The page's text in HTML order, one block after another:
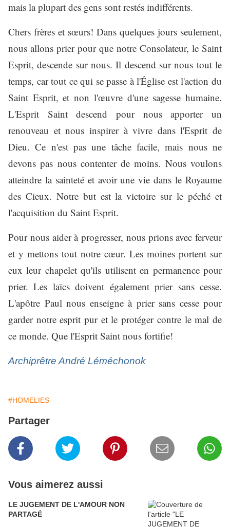
mais la plupart des gens sont restés indifférents.
Chers frères et sœurs! Dans quelques jours seulement,
nous allons prier pour que notre Consolateur, le Saint
Esprit, descende sur nous. Il descend sur nous tout le
temps, car tout ce qui se passe à l'Église est l'action du
Saint Esprit, et non l'œuvre d'une sagesse humaine.
L'Esprit Saint descend pour nous apporter un
renouveau et nous inspirer à vivre dans l'Esprit de
Dieu. Ce n'est pas une tâche facile, mais nous ne
devons pas nous contenter de moins. Nous voulons
atteindre la sainteté et avoir une vie dans le Royaume
des Cieux. Notre but est la victoire sur le péché et
l'acquisition du Saint Esprit.
Pour nous aider à progresser, nous prions avec ferveur
et y mettons tout notre cœur. Les moines portent sur
eux leur chapelet qu'ils utilisent en permanence pour
prier. Les laïcs doivent également prier sans cesse.
L'apôtre Paul nous enseigne à prier sans cesse pour
garder notre esprit pur et le protéger contre le mal de
ce monde. Que l'Esprit Saint nous fortifie!
Archiprêtre André Léméchonok
#HOMELIES
Partager
Vous aimerez aussi
LE JUGEMENT DE L'AMOUR NON
PARTAGÉ